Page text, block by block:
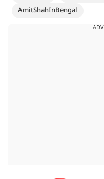
AmitShahInBengal